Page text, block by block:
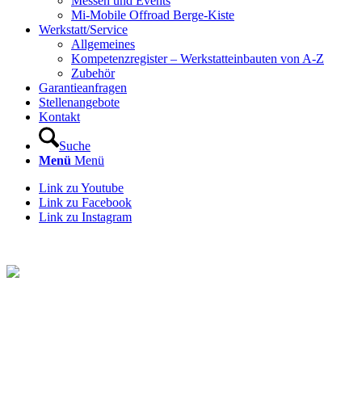
Mi-Mobile Offroad Berge-Kiste
Werkstatt/Service
Allgemeines
Kompetenzregister – Werkstatteinbauten von A-Z
Zubehör
Garantieanfragen
Stellenangebote
Kontakt
Suche
Menü Menü
Link zu Youtube
Link zu Facebook
Link zu Instagram